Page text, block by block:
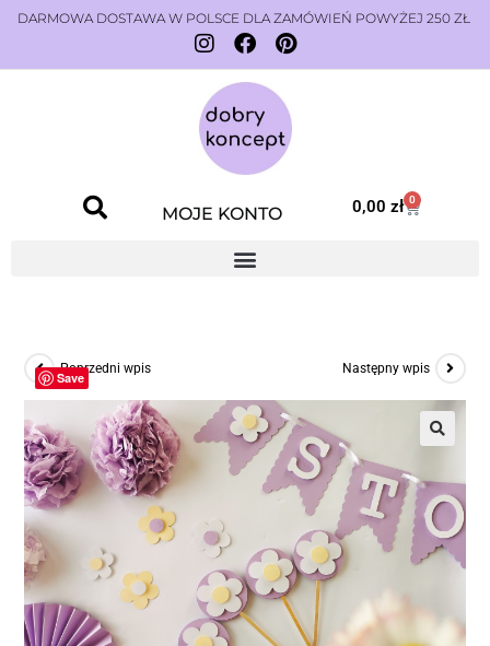
DARMOWA DOSTAWA W POLSCE DLA ZAMÓWIEŃ POWYŻEJ 250 ZŁ
MOJE KONTO 0,00zł 0
Poprzedni wpis Następny wpis
Save